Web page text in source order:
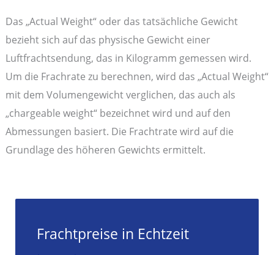
Das „Actual Weight“ oder das tatsächliche Gewicht
bezieht sich auf das physische Gewicht einer
Luftfrachtsendung, das in Kilogramm gemessen wird.
Um die Frachrate zu berechnen, wird das „Actual Weight“
mit dem Volumengewicht verglichen, das auch als
„chargeable weight“ bezeichnet wird und auf den
Abmessungen basiert. Die Frachtrate wird auf die
Grundlage des höheren Gewichts ermittelt.
Frachtpreise in Echtzeit